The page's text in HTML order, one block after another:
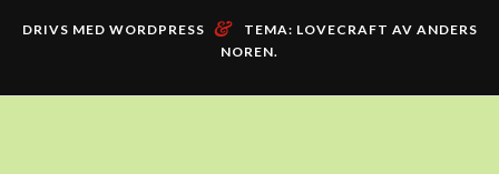
DRIVS MED WORDPRESS & TEMA: LOVECRAFT AV ANDERS
NOREN.